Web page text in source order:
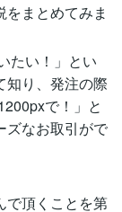
まとめてみま
たい！」とい
知り、発注の際
で！」と
ズなお取引がで
で頂くことを第